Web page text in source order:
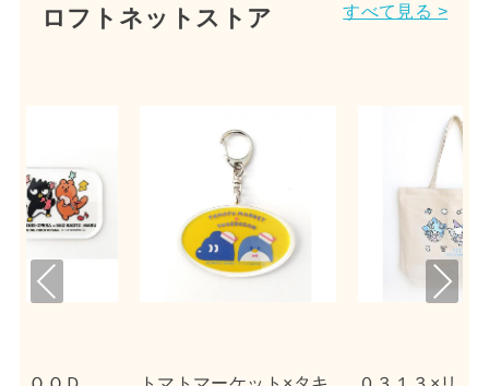
ロフトネットストア すべて見る >
Pre
Nex